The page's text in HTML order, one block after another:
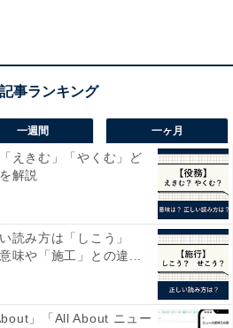
一週間 一ヶ月
えきむ」「やくむ」ど
解説
読み方は「しこう」
味や「施工」との違...
」「All About ニュー